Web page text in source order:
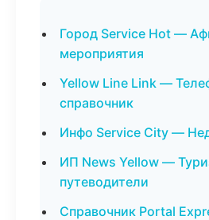
Город Service Hot —
мероприятия
Yellow Line Link —
справочник
Инфо Service City —
ИП News Yellow —
путеводители
Справочник Portal